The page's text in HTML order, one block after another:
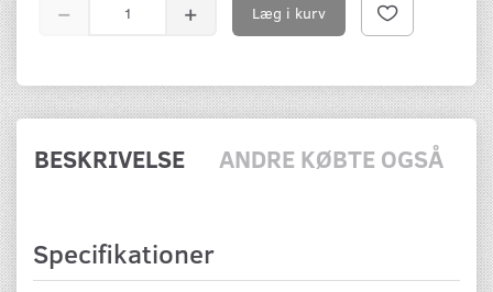
Læg i kurv
BESKRIVELSE ANDRE KØBTE OGSÅ
Specifikationer